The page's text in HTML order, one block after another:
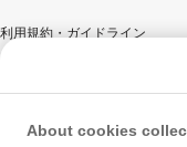
利用規約・ガイドライン
ソフトバンク人権ポリシー
PayPay Code of Ethics &
About cookies